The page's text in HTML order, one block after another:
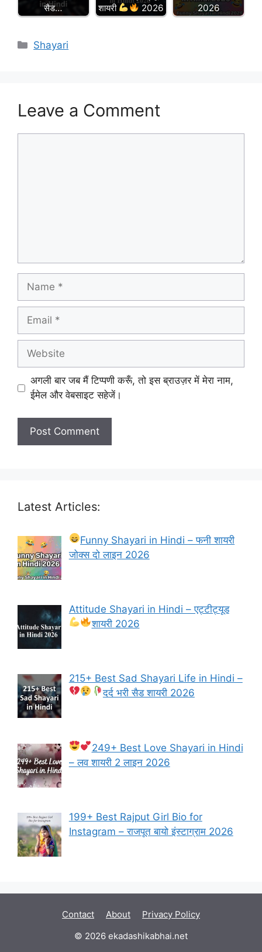
सैड…
शायरी
2026
2026
Categories
Shayari
Leave a Comment
Name
Email
Website
अगली बार जब मैं टिप्पणी करूँ, तो इस ब्राउज़र में मेरा नाम,
ईमेल और वेबसाइट सहेजें।
Latest Articles:
Funny Shayari in Hindi– फनी शायरी
जोक्स दो लाइन 2026
Attitude Shayari in Hindi – एट्टीट्यूड
शायरी 2026
215+ Best Sad Shayari Life in Hindi –
दर्द भरी सैड शायरी 2026
249+ Best Love Shayari in Hindi
– लव शायरी 2 लाइन 2026
199+ Best Rajput Girl Bio for
Instagram – राजपूत बायो इंस्टाग्राम 2026
Contact About
Privacy Policy
© 2026 ekadashikabhai.net